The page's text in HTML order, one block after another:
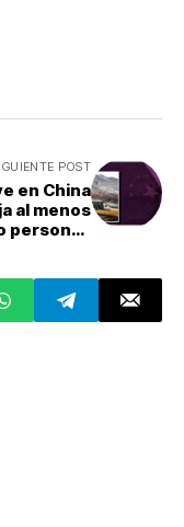
POST
en China
al menos
personas
pasó?